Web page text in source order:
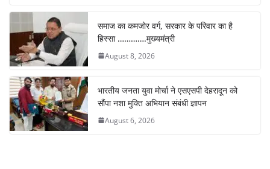
समाज का कमजोर वर्ग, सरकार के परिवार का है
हिस्सा ………….मुख्यमंत्री
August 8, 2026
भारतीय जनता युवा मोर्चा ने एसएसपी देहरादून को
सौंपा नशा मुक्ति अभियान संबंधी ज्ञापन
August 6, 2026